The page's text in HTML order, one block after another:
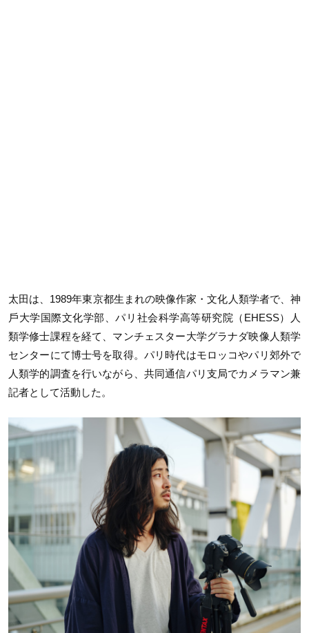
太田は、1989年東京都生まれの映像作家・文化人類学者で、神
戶大学国際文化学部、パリ社会科学高等研究院（EHESS）人
類学修士課程を経て、マンチェスター大学グラナダ映像人類学
センターにて博士号を取得。パリ時代はモロッコやパリ郊外で
人類学的調査を行いながら、共同通信パリ支局でカメラマン兼
記者として活動した。